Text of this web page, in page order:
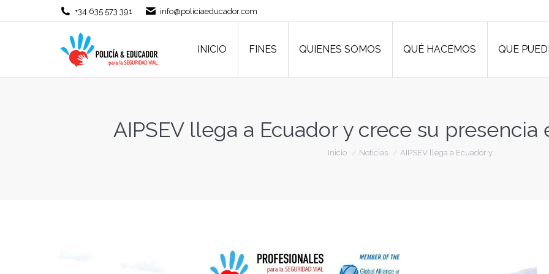
+34 635 573 391 info@policiaeducador.com
INICIO FINES QUIENES SOMOS QUÉ HACEMOS QUE
AIPSEV llega a Ecuador y crece su
Estás aquí:
Inicio Noticias AIPSEV llega a Ecuador y…
INICIO FINES